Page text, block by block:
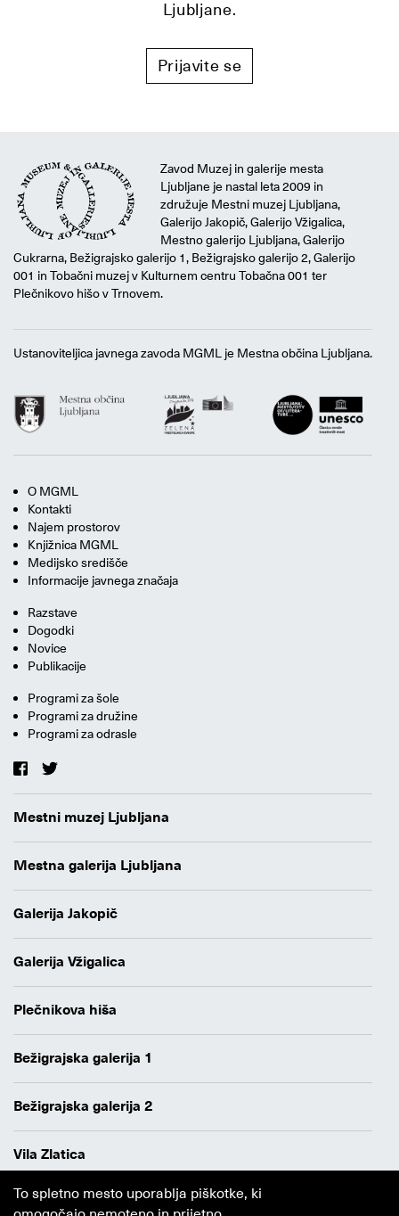
Ljubljane.
Prijavite se
Zavod Muzej in galerije mesta
Ljubljane je nastal leta 2009 in
združuje Mestni muzej Ljubljana,
Galerijo Jakopič, Galerijo Vžigalica,
Mestno galerijo Ljubljana, Galerijo
Cukrarna, Bežigrajsko galerijo 1, Bežigrajsko galerijo 2, Galerijo
001 in Tobačni muzej v Kulturnem centru Tobačna 001 ter
Plečnikovo hišo v Trnovem.
Ustanoviteljica javnega zavoda MGML je Mestna občina Ljubljana.
O MGML
Kontakti
Najem prostorov
Knjižnica MGML
Medijsko središče
Informacije javnega značaja
Razstave
Dogodki
Novice
Publikacije
Programi za šole
Programi za družine
Programi za odrasle
Mestni muzej Ljubljana
Mestna galerija Ljubljana
Galerija Jakopič
Galerija Vžigalica
Plečnikova hiša
Bežigrajska galerija 1
Bežigrajska galerija 2
Vila Zlatica
Varstvo osebnih podatkov
To spletno mesto uporablja piškotke, ki